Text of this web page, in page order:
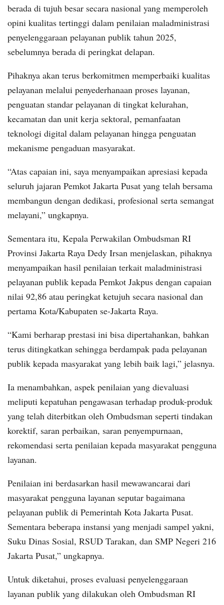
berada di tujuh besar secara nasional yang memperoleh
opini kualitas tertinggi dalam penilaian maladministrasi
penyelenggaraan pelayanan publik tahun 2025,
sebelumnya berada di peringkat delapan.
Pihaknya akan terus berkomitmen memperbaiki kualitas
pelayanan melalui penyederhanaan proses layanan,
penguatan standar pelayanan di tingkat kelurahan,
kecamatan dan unit kerja sektoral, pemanfaatan
teknologi digital dalam pelayanan hingga penguatan
mekanisme pengaduan masyarakat.
“Atas capaian ini, saya menyampaikan apresiasi kepada
seluruh jajaran Pemkot Jakarta Pusat yang telah bersama
membangun dengan dedikasi, profesional serta semangat
melayani,” ungkapnya.
Sementara itu, Kepala Perwakilan Ombudsman RI
Provinsi Jakarta Raya Dedy Irsan menjelaskan, pihaknya
menyampaikan hasil penilaian terkait maladministrasi
pelayanan publik kepada Pemkot Jakpus dengan capaian
nilai 92,86 atau peringkat ketujuh secara nasional dan
pertama Kota/Kabupaten se-Jakarta Raya.
“Kami berharap prestasi ini bisa dipertahankan, bahkan
terus ditingkatkan sehingga berdampak pada pelayanan
publik kepada masyarakat yang lebih baik lagi,” jelasnya.
Ia menambahkan, aspek penilaian yang dievaluasi
meliputi kepatuhan pengawasan terhadap produk-produk
yang telah diterbitkan oleh Ombudsman seperti tindakan
korektif, saran perbaikan, saran penyempurnaan,
rekomendasi serta penilaian kepada masyarakat pengguna
layanan.
Penilaian ini berdasarkan hasil mewawancarai dari
masyarakat pengguna layanan seputar bagaimana
pelayanan publik di Pemerintah Kota Jakarta Pusat.
Sementara beberapa instansi yang menjadi sampel yakni,
Suku Dinas Sosial, RSUD Tarakan, dan SMP Negeri 216
Jakarta Pusat,” ungkapnya.
Untuk diketahui, proses evaluasi penyelenggaraan
layanan publik yang dilakukan oleh Ombudsman RI